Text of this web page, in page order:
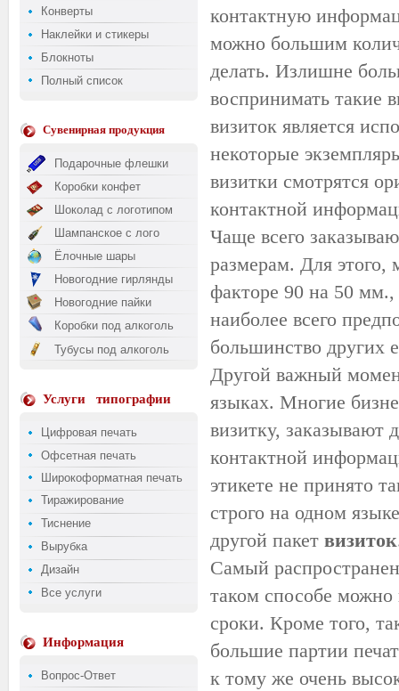
Конверты
Наклейки и стикеры
Блокноты
Полный список
Сувенирная продукция
Подарочные флешки
Коробки конфет
Шоколад с логотипом
Шампанское с лого
Ёлочные шары
Новогодние гирлянды
Новогодние пайки
Коробки под алкоголь
Тубусы под алкоголь
Услуги типографии
Цифровая печать
Офсетная печать
Широкоформатная печать
Тиражирование
Тиснение
Вырубка
Дизайн
Все услуги
Информация
Вопрос-Ответ
контактную
можно большим
делать. Излишне
воспринимать такие
визиток является
некоторые
визитки смотрятся
контактной
Чаще всего
размерам. Для
факторе 90 на 50
наиболее всего
большинство других
Другой важный
языках. Многие
визитку, заказывают
контактной
этикете не принято
строго на одном
другой пакет визиток
Самый
таком способе можно
сроки. Кроме того,
большие партии
к тому же очень